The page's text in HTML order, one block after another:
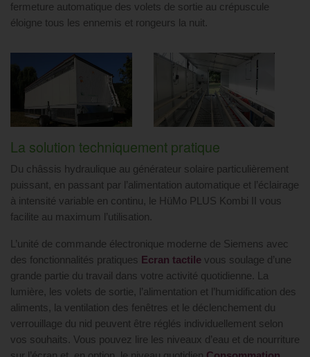
fermeture automatique des volets de sortie au crépuscule
éloigne tous les ennemis et rongeurs la nuit.
La solution techniquement pratique
Du châssis hydraulique au générateur solaire particulièrement
puissant, en passant par l’alimentation automatique et l’éclairage
à intensité variable en continu, le HüMo PLUS Kombi II vous
facilite au maximum l’utilisation.
L’unité de commande électronique moderne de Siemens avec
des fonctionnalités pratiques Ecran tactile vous soulage d’une
grande partie du travail dans votre activité quotidienne. La
lumière, les volets de sortie, l’alimentation et l’humidification des
aliments, la ventilation des fenêtres et le déclenchement du
verrouillage du nid peuvent être réglés individuellement selon
vos souhaits. Vous pouvez lire les niveaux d’eau et de nourriture